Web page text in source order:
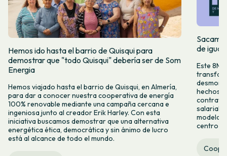
Hemos ido hasta el barrio de Quisqui para
demostrar que "todo Quisqui" debería ser de Som
Energia
Hemos viajado hasta el barrio de Quisqui, en Almería,
para dar a conocer nuestra cooperativa de energía
100% renovable mediante una campaña cercana e
ingeniosa junto al creador Erik Harley. Con esta
iniciativa buscamos demostrar que una alternativa
energética ética, democrática y sin ánimo de lucro
está al alcance de todo el mundo.
de
Este 8M,
hechos y
salarial y
modelo
centro